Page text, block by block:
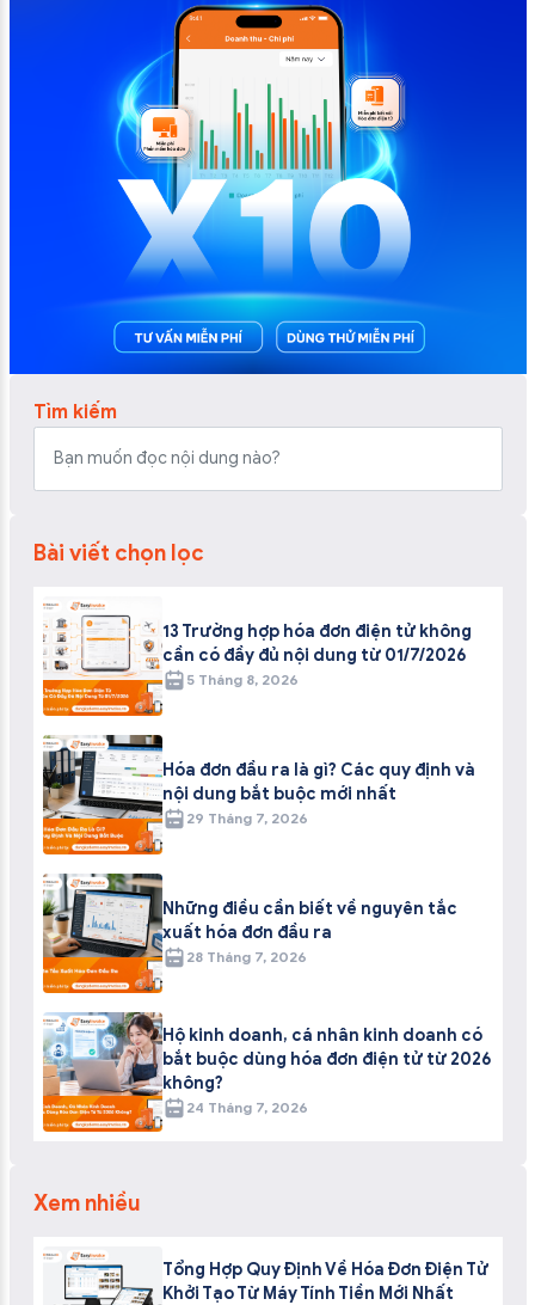
Tìm kiếm
Bài viết chọn lọc
13 Trường hợp hóa đơn điện tử không
cần có đầy đủ nội dung từ 01/7/2026
5 Tháng 8, 2026
Hóa đơn đầu ra là gì? Các quy định và
nội dung bắt buộc mới nhất
29 Tháng 7, 2026
Những điều cần biết về nguyên tắc
xuất hóa đơn đầu ra
28 Tháng 7, 2026
Hộ kinh doanh, cá nhân kinh doanh có
bắt buộc dùng hóa đơn điện tử từ 2026
không?
24 Tháng 7, 2026
Xem nhiều
Tổng Hợp Quy Định Về Hóa Đơn Điện Tử
Khởi Tạo Từ Máy Tính Tiền Mới Nhất